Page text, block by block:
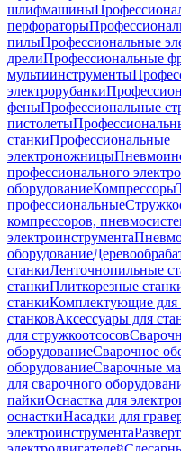
шлифмашины
перфораторы
пилыПрофессиональные
дрелиПрофессиональные
мультиинструменты
электрорубанки
феныПрофессиональные
пистолеты
станкиПрофессиональные
электроножницы
профессионального
оборудованиеКомпрессоры
профессиональные
компрессоров,
электроинструмента
оборудование
станкиЛенточнопильные
станкиПлиткорезные
станкиКомплектующие для
станковАксессуары для
для стружкоотсосов
оборудованиеСварочное
оборудованиеСварочные
для сварочного
пайкиОснастка для
оснасткиНасадки для
электроинструмента